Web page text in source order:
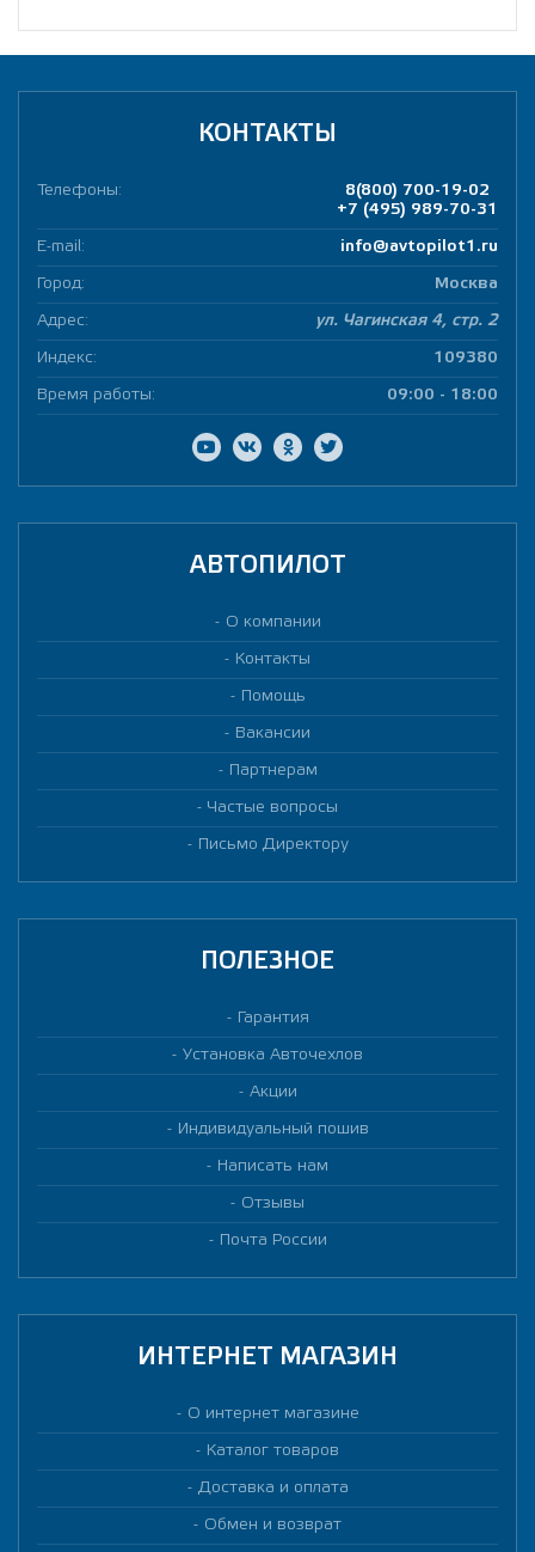
КОНТАКТЫ
Телефоны:
8(800) 700-19-02
+7 (495) 989-70-31
E-mail: info@avtopilot1.ru
Город: Москва
Адрес: ул. Чагинская 4, стр. 2
Индекс: 109380
Время работы: 09:00 - 18:00
АВТОПИЛОТ
О компании
Контакты
Помощь
Вакансии
Партнерам
Частые вопросы
Письмо Директору
ПОЛЕЗНОЕ
Гарантия
Установка Авточехлов
Акции
Индивидуальный пошив
Написать нам
Отзывы
Почта России
ИНТЕРНЕТ МАГАЗИН
О интернет магазине
Каталог товаров
Доставка и оплата
Обмен и возврат